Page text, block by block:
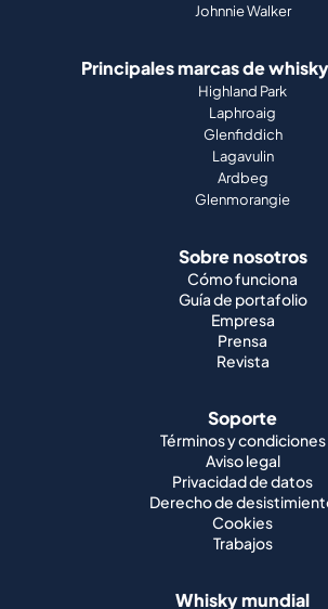
Johnnie Walker
Principales marcas de
Highland Park
Laphroaig
Glenfiddich
Lagavulin
Ardbeg
Glenmorangie
Sobre nosotros
Cómo funciona
Guía de portafolio
Empresa
Prensa
Revista
Soporte
Términos y condiciones
Aviso legal
Privacidad de datos
Derecho de
Cookies
Trabajos
Whisky mundial